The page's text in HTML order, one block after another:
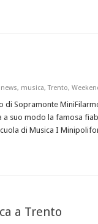
, musica,Trento,
Sopramonte
a suo modo la famosa
di Musica I
a Trento